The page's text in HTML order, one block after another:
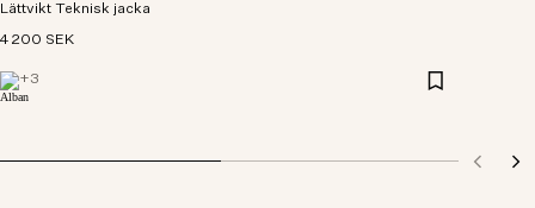
Lättvikt Teknisk jacka
4 200 SEK
+3